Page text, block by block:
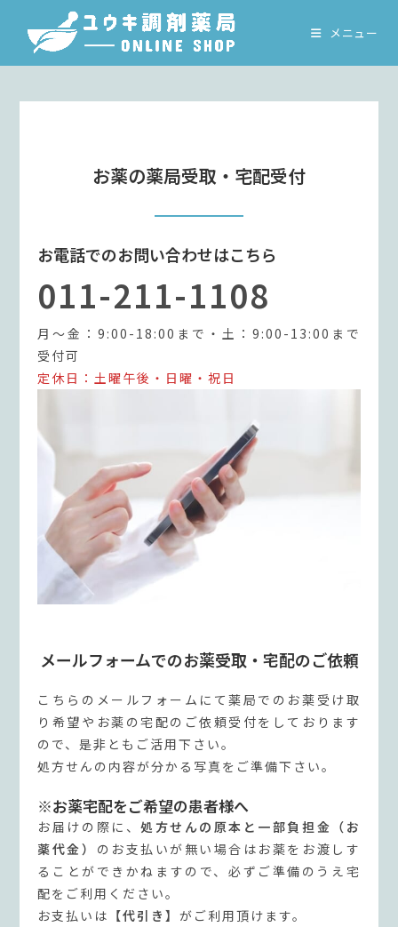
メニュー
お薬の薬局受取・宅配受付
お電話でのお問い合わせはこちら
011-211-1108
月～金：9:00-18:00まで・土：9:00-13:00まで
受付可
定休日：土曜午後・日曜・祝日
メールフォームでのお薬受取・宅配のご依頼
こちらのメールフォームにて薬局でのお薬受け取
り希望やお薬の宅配のご依頼受付をしております
ので、是非ともご活用下さい。
処方せんの内容が分かる写真をご準備下さい。
※お薬宅配をご希望の患者様へ
お届けの際に、処方せんの原本と一部負担金（お
薬代金） のお支払いが無い場合はお薬をお渡しす
ることができかねますので、必ずご準備のうえ宅
配をご利用ください。
お支払いは 【代引き】がご利用頂けます。